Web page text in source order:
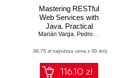
Mastering RESTful
Web Services with
Java. Practical
guide for building
scalable
production-ready
REST APIs
Marián Varga, Pedro Henrique Pereira de Andrade
(96,75 zł najniższa cena z 30 dni)
116.10 zł